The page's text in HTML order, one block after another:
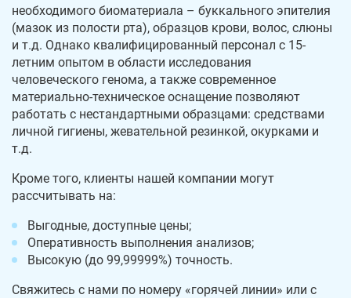
необходимого биоматериала – буккального эпителия
(мазок из полости рта), образцов крови, волос, слюны
и т.д. Однако квалифицированный персонал с 15-
летним опытом в области исследования
человеческого генома, а также современное
материально-техническое оснащение позволяют
работать с нестандартными образцами: средствами
личной гигиены, жевательной резинкой, окурками и
т.д.
Кроме того, клиенты нашей компании могут
рассчитывать на:
Выгодные, доступные цены;
Оперативность выполнения анализов;
Высокую (до 99,99999%) точность.
Свяжитесь с нами по номеру «горячей линии» или с